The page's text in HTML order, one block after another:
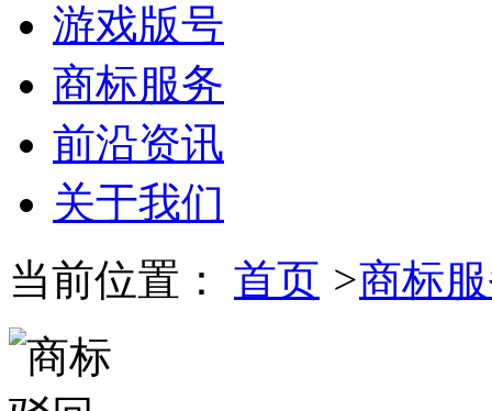
游戏版号
商标服务
前沿资讯
关于我们
当前位置：
首页 >商标